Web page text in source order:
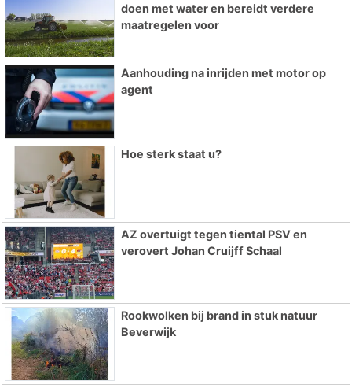
doen met water en bereidt verdere
maatregelen voor
Aanhouding na inrijden met motor op
agent
Hoe sterk staat u?
AZ overtuigt tegen tiental PSV en
verovert Johan Cruijff Schaal
Rookwolken bij brand in stuk natuur
Beverwijk